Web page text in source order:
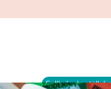
Fullbokad - ställ